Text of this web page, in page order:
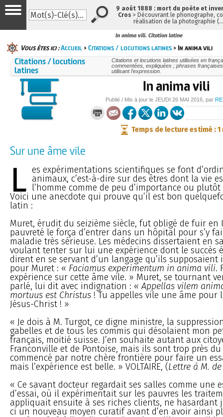
In anima vili. Citation latine
Vous êtes ici :Accueil >Citations / locutions latines > In anima vili
Citations / locutions
latines
Citations et locutions latines utilisées en
commentées, expliquées ; phrases
utilisant l’expression.
In anima vili
Publié / Mis à jour le JEUDI 26 MAI 2016 , par
Temps de lecture estimé : 1
Sur une âme vile
L es expérimentations scientifiques se font
animaux, c’est-à-dire sur des êtres dont la vie
l’homme comme de peu d’importance ou
Voici une anecdote qui prouve qu’il est bon
latin :
Muret, érudit du seizième siècle, fut obligé de fuir en
pauvreté le força d’entrer dans un hôpital pour s’y
maladie très sérieuse. Les médecins dissertaient en
voulant tenter sur lui une expérience dont le succès
dirent en se servant d’un langage qu’ils
pour Muret : « Faciamus experimentum in anima vili.
expérience sur cette âme vile. » Muret, se tournant
parlé, lui dit avec indignation : «Appellas vilem
mortuus est Christus ! Tu appelles vile une âme pour
Jésus-Christ ! »
« Je dois à M. Turgot, ce digne ministre, la
gabelles et de tous les commis qui désolaient mon
français, moitié suisse. J’en souhaite autant aux
Franconville et de Pontoise, mais ils sont trop près
commencé par notre chère frontière pour faire un
mais l’expérience est belle. » VOLTAIRE, (Lettre à M.
« Ce savant docteur regardait ses salles comme une
d’essai, où il expérimentait sur les pauvres les
appliquait ensuite à ses riches clients, ne hasardant
ci un nouveau moyen curatif avant d’en avoir ainsi
9 août 1888 : mort du poète et
Cros > Découvrant le phonographe,
réalisation de la photographie